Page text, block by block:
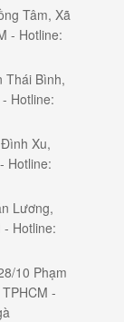
Tâm, Xã
- Hotline:
Thái Bình,
Hotline:
Xu,
Hotline:
Lương,
Hotline:
10 Phạm
-